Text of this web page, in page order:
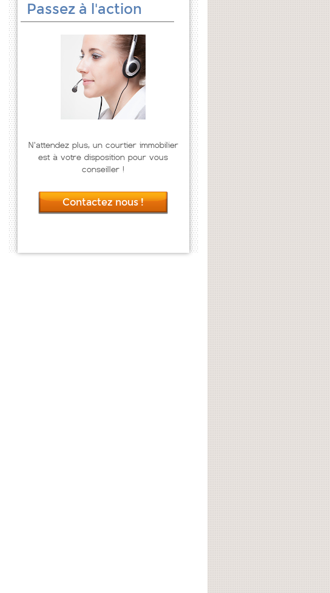
Passez à l'action
N'attendez plus, un courtier immobilier
est à votre disposition pour vous
conseiller !
Contactez nous !